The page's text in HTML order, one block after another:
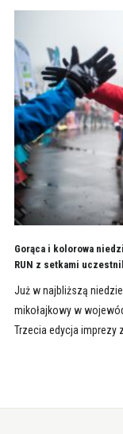
Gorąca i kolorowa
RUN z setkami
Już w najbliższą
mikołajkowy w
Trzecia edycja imprezy